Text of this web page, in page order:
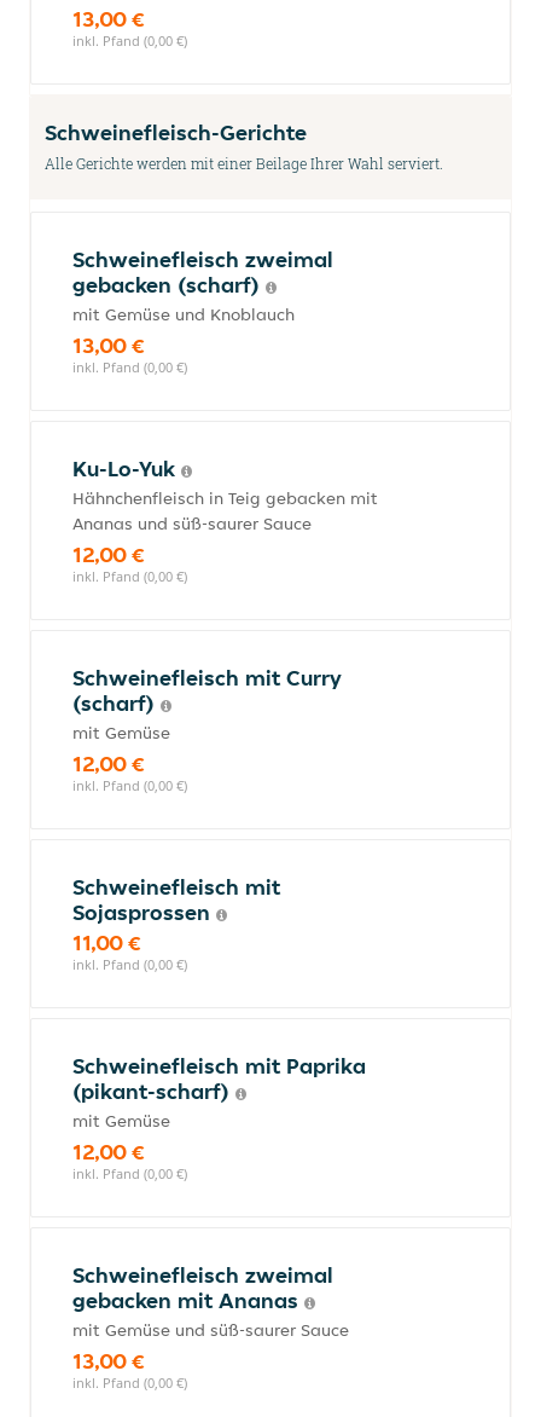
13,00 €
inkl. Pfand (0,00 €)
Schweinefleisch-Gerichte
Alle Gerichte werden mit einer Beilage Ihrer Wahl serviert.
Schweinefleisch zweimal
gebacken (scharf)
mit Gemüse und Knoblauch
13,00 €
inkl. Pfand (0,00 €)
Ku-Lo-Yuk
Hähnchenfleisch in Teig gebacken mit
Ananas und süß-saurer Sauce
12,00 €
inkl. Pfand (0,00 €)
Schweinefleisch mit Curry
(scharf)
mit Gemüse
12,00 €
inkl. Pfand (0,00 €)
Schweinefleisch mit
Sojasprossen
11,00 €
inkl. Pfand (0,00 €)
Schweinefleisch mit Paprika
(pikant-scharf)
mit Gemüse
12,00 €
inkl. Pfand (0,00 €)
Schweinefleisch zweimal
gebacken mit Ananas
mit Gemüse und süß-saurer Sauce
13,00 €
inkl. Pfand (0,00 €)